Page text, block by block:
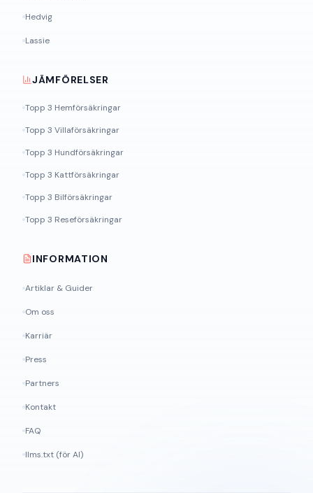
Hedvig
Lassie
JÄMFÖRELSER
Topp 3 Hemförsäkringar
Topp 3 Villaförsäkringar
Topp 3 Hundförsäkringar
Topp 3 Kattförsäkringar
Topp 3 Bilförsäkringar
Topp 3 Reseförsäkringar
INFORMATION
Artiklar & Guider
Om oss
Karriär
Press
Partners
Kontakt
FAQ
llms.txt (för AI)